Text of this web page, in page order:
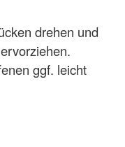
drehen und
ggf. leicht